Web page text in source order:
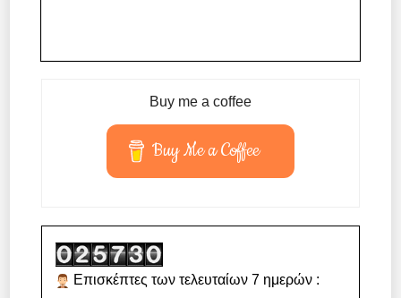
Buy me a coffee
Buy Me a Coffee
Επισκέπτες των τελευταίων 7 ημερών :